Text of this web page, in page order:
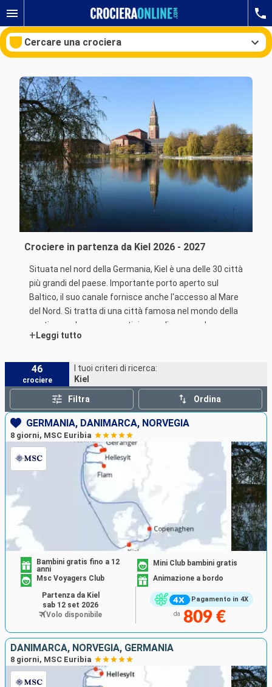
Cercare una crociera
Le nostre destinazioni
Mesi di partenza
Porti Compagnie
Ricerca
Crociere in partenza da Kiel 2026 - 2027
Situata nel nord della Germania, Kiel è una delle 30 città
più grandi del paese. Importante porto aperto sul
Baltico, il suo canale fornisce anche l'accesso al Mare
del Nord. Si tratta di una città famosa nel mondo della
nautica per la sua competizione velica annuale
"Settimana di Kiel."
+ Leggi tutto
46
crociere
I tuoi criteri di ricerca:
Kiel
Filtra Ordina
GERMANIA, DANIMARCA, NORVEGIA
8 giorni, MSC Euribia
Pagamento in 4X
Bambini gratis fino a 12
anni
Mini Club bambini gratis
Msc Voyagers Club
Animazione a bordo
da 809 €
Partenza da Kiel
sab 12 set 2026
Volo disponibile
DANIMARCA, NORVEGIA, GERMANIA
8 giorni, MSC Euribia